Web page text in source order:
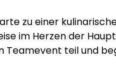
zu einer
im Herzen der
Teamevent teil und